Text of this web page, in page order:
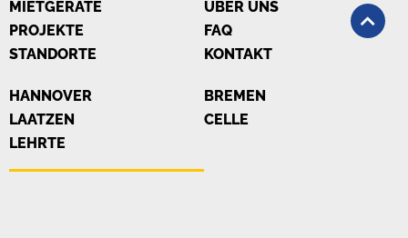
MIETGERÄTE
PROJEKTE
STANDORTE
ÜBER UNS
FAQ
KONTAKT
HANNOVER
LAATZEN
LEHRTE
BREMEN
CELLE